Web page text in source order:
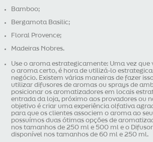
Bamboo;
Bergamota Basilic;
Floral Provence;
Madeiras Nobres.
Use o aroma estrategicamente: Uma vez que
o aroma certo, é hora de utilizá-lo
negócio. Existem várias maneiras de fazer
utilizar difusores de aromas ou sprays de
posicionar os aromatizadores em locais
entrada da loja, próximo aos provadores ou
objetivo é criar uma experiência olfativa
para que os clientes associem o aroma ao
possuímos duas ótimas opções de
nos tamanhos de 250 ml e 500 ml e o
disponível nos tamanhos de 60 ml e 250 ml.